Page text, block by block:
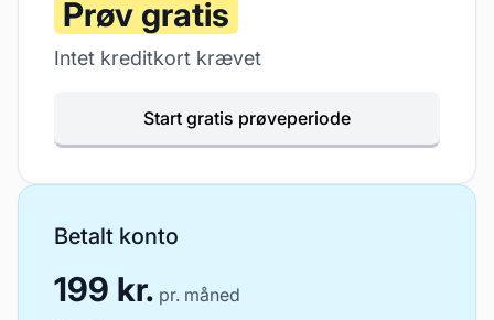
Prøv gratis
Intet kreditkort krævet
Start gratis prøveperiode
Betalt konto
199 kr. pr. måned